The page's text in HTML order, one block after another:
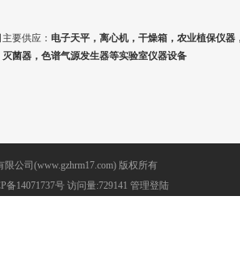
要供应： 电子天平，离心机，干燥箱，农业植保仪器
菌器，色谱气源发生器等实验室仪器设备
公司(www.gzhrm17.com) 版权所有
备14071737号 访问量:729141 管理登陆